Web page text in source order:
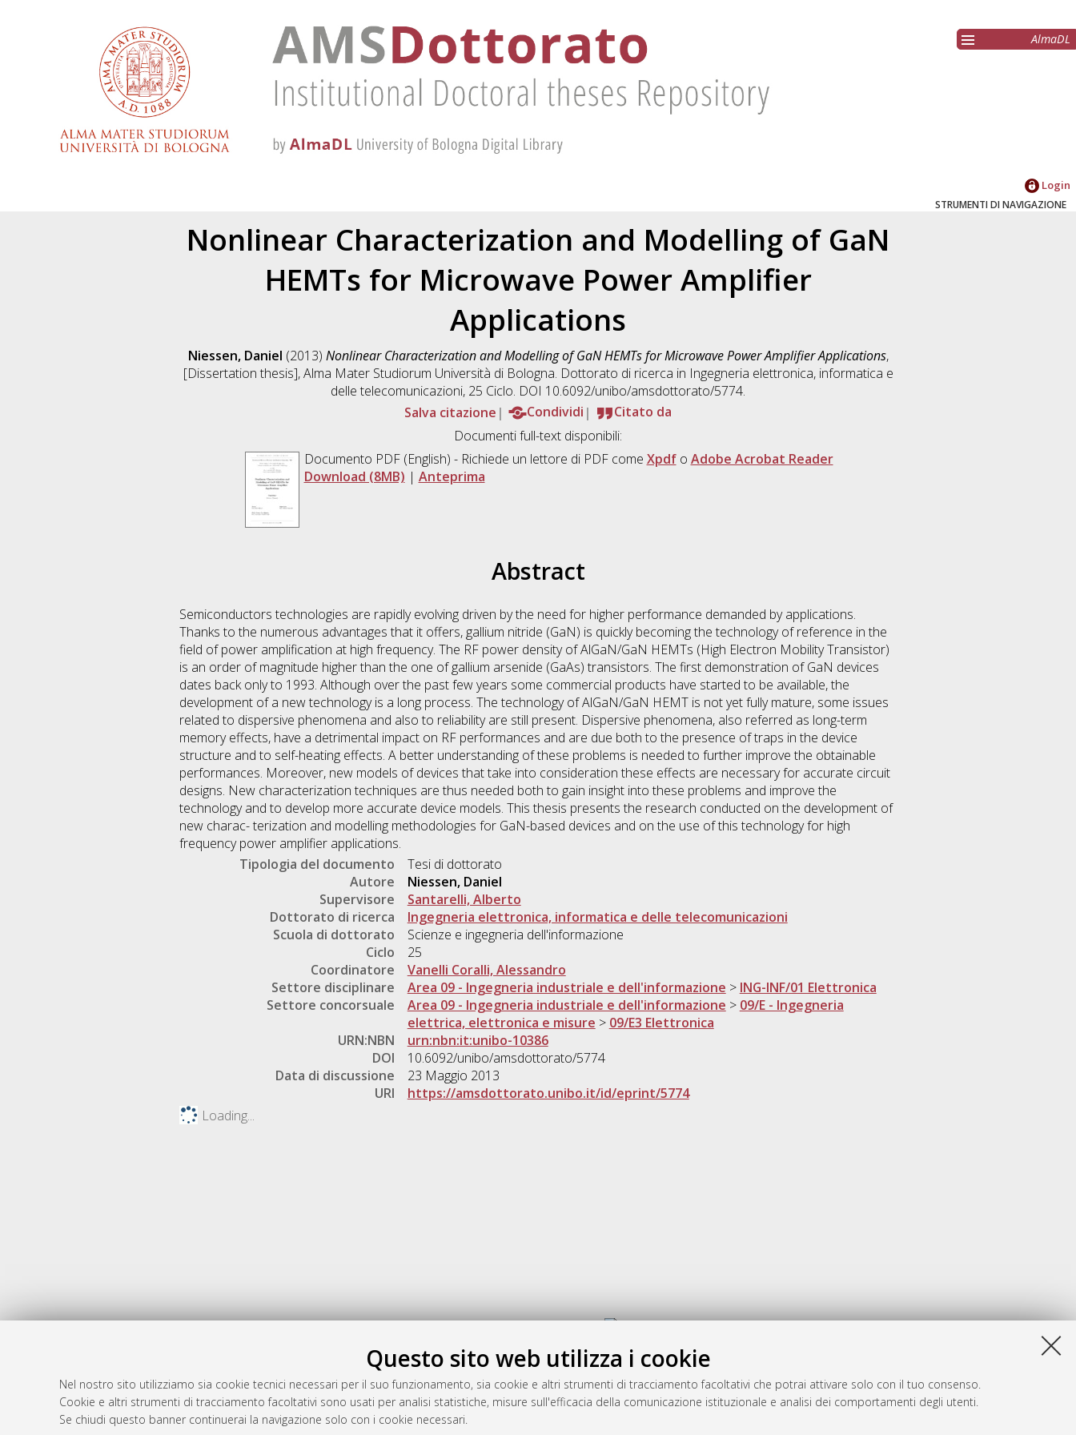
Questo sito web utilizza i cookie
Nel nostro sito utilizziamo sia cookie tecnici necessari per il suo funzionamento, sia cookie e altri strumenti di tracciamento facoltativi che potrai attivare solo con il tuo consenso.
Cookie e altri strumenti di tracciamento facoltativi sono usati per analisi statistiche, misure sull'efficacia della comunicazione istituzionale e analisi dei comportamenti degli utenti.
Se chiudi questo banner continuerai la navigazione solo con i cookie necessari.
AlmaDL
Login
STRUMENTI DI NAVIGAZIONE
Nonlinear Characterization and Modelling of GaN
HEMTs for Microwave Power Amplifier
Applications
Niessen, Daniel (2013) Nonlinear Characterization and Modelling of GaN HEMTs for Microwave Power Amplifier Applications,
[Dissertation thesis], Alma Mater Studiorum Università di Bologna. Dottorato di ricerca in Ingegneria elettronica, informatica e
delle telecomunicazioni, 25 Ciclo. DOI 10.6092/unibo/amsdottorato/5774.
Salva citazione
Condividi
Citato da
Documenti full-text disponibili:
Documento PDF(English) - Richiede un lettore di PDF come Xpdfo Adobe Acrobat Reader
Download (8MB) | Anteprima
Abstract
Semiconductors technologies are rapidly evolving driven by the need for higher performance demanded by applications.
Thanks to the numerous advantages that it offers, gallium nitride (GaN) is quickly becoming the technology of reference in the
field of power amplification at high frequency. The RF power density of AlGaN/GaN HEMTs (High Electron Mobility Transistor)
is an order of magnitude higher than the one of gallium arsenide (GaAs) transistors. The first demonstration of GaN devices
dates back only to 1993. Although over the past few years some commercial products have started to be available, the
development of a new technology is a long process. The technology of AlGaN/GaN HEMT is not yet fully mature, some issues
related to dispersive phenomena and also to reliability are still present. Dispersive phenomena, also referred as long-term
memory effects, have a detrimental impact on RF performances and are due both to the presence of traps in the device
structure and to self-heating effects. A better understanding of these problems is needed to further improve the obtainable
performances. Moreover, new models of devices that take into consideration these effects are necessary for accurate circuit
designs. New characterization techniques are thus needed both to gain insight into these problems and improve the
technology and to develop more accurate device models. This thesis presents the research conducted on the development of
new charac- terization and modelling methodologies for GaN-based devices and on the use of this technology for high
frequency power amplifier applications.
Tipologia del documento
Tesi di dottorato
Autore
Niessen, Daniel
Supervisore
Santarelli, Alberto
Dottorato di ricerca
Ingegneria elettronica, informatica e delle telecomunicazioni
Scuola di dottorato
Scienze e ingegneria dell'informazione
Ciclo
25
Coordinatore
Vanelli Coralli, Alessandro
Settore disciplinare
Area 09 - Ingegneria industriale e dell'informazione > ING-INF/01 Elettronica
Settore concorsuale
Area 09 - Ingegneria industriale e dell'informazione > 09/E - Ingegneria
elettrica, elettronica e misure > 09/E3 Elettronica
URN:NBN
urn:nbn:it:unibo-10386
DOI
10.6092/unibo/amsdottorato/5774
Data di discussione
23 Maggio 2013
URI
https://amsdottorato.unibo.it/id/eprint/5774
Loading...
Atom
Rss 1.0
AMS Dottorato
ISSN: 2038-7946
Servizio implementato e gestito da